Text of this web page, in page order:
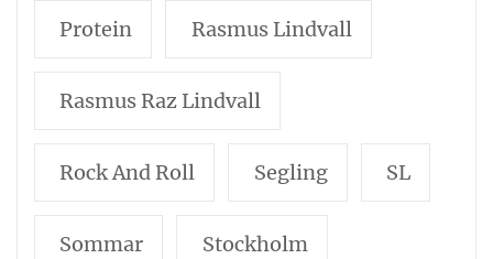
Protein Rasmus Lindvall
Rasmus Raz Lindvall
Rock And Roll Segling SL
Sommar Stockholm